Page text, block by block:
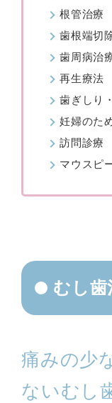
根管治療
歯根端切
歯周病治
再生療法
歯ぎしり
妊婦のた
訪問診療
マウスピ
むし歯
痛みの少
ないむし